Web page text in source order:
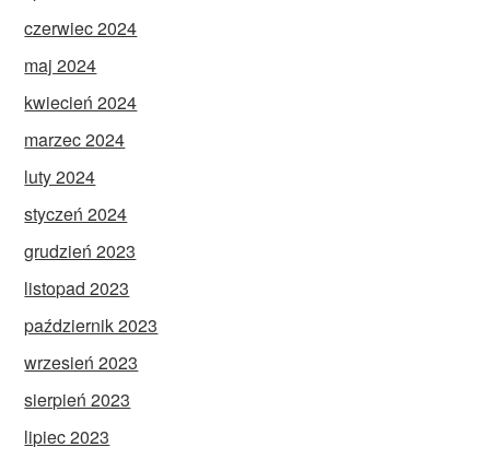
czerwiec 2024
maj 2024
kwiecień 2024
marzec 2024
luty 2024
styczeń 2024
grudzień 2023
listopad 2023
październik 2023
wrzesień 2023
sierpień 2023
lipiec 2023